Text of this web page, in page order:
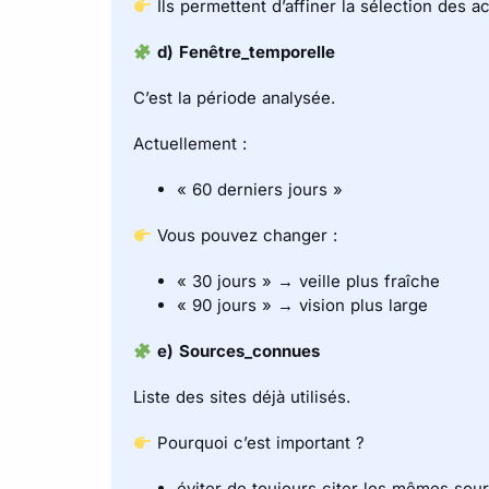
Ils permettent d’affiner la sélection des
d) Fenêtre_temporelle
C’est la période analysée.
Actuellement :
« 60 derniers jours »
Vous pouvez changer :
« 30 jours » → veille plus fraîche
« 90 jours » → vision plus large
e) Sources_connues
Liste des sites déjà utilisés.
Pourquoi c’est important ?